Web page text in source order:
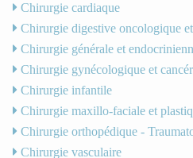
Chirurgie cardiaque
Chirurgie digestive oncologique
Chirurgie générale et
Chirurgie gynécologique et
Chirurgie infantile
Chirurgie maxillo-faciale et
Chirurgie orthopédique -
Chirurgie vasculaire